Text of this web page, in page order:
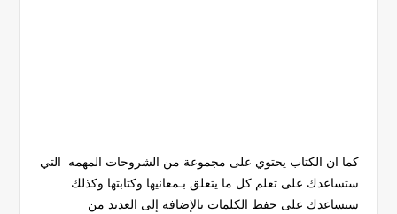
كما ان الكتاب يحتوي على مجموعة من الشروحات المهمه التي
ستساعدك على تعلم كل ما يتعلق بـمعانيها وكتابتها وكذلك
سيساعدك على حفظ الكلمات بالإضافة إلى العديد من